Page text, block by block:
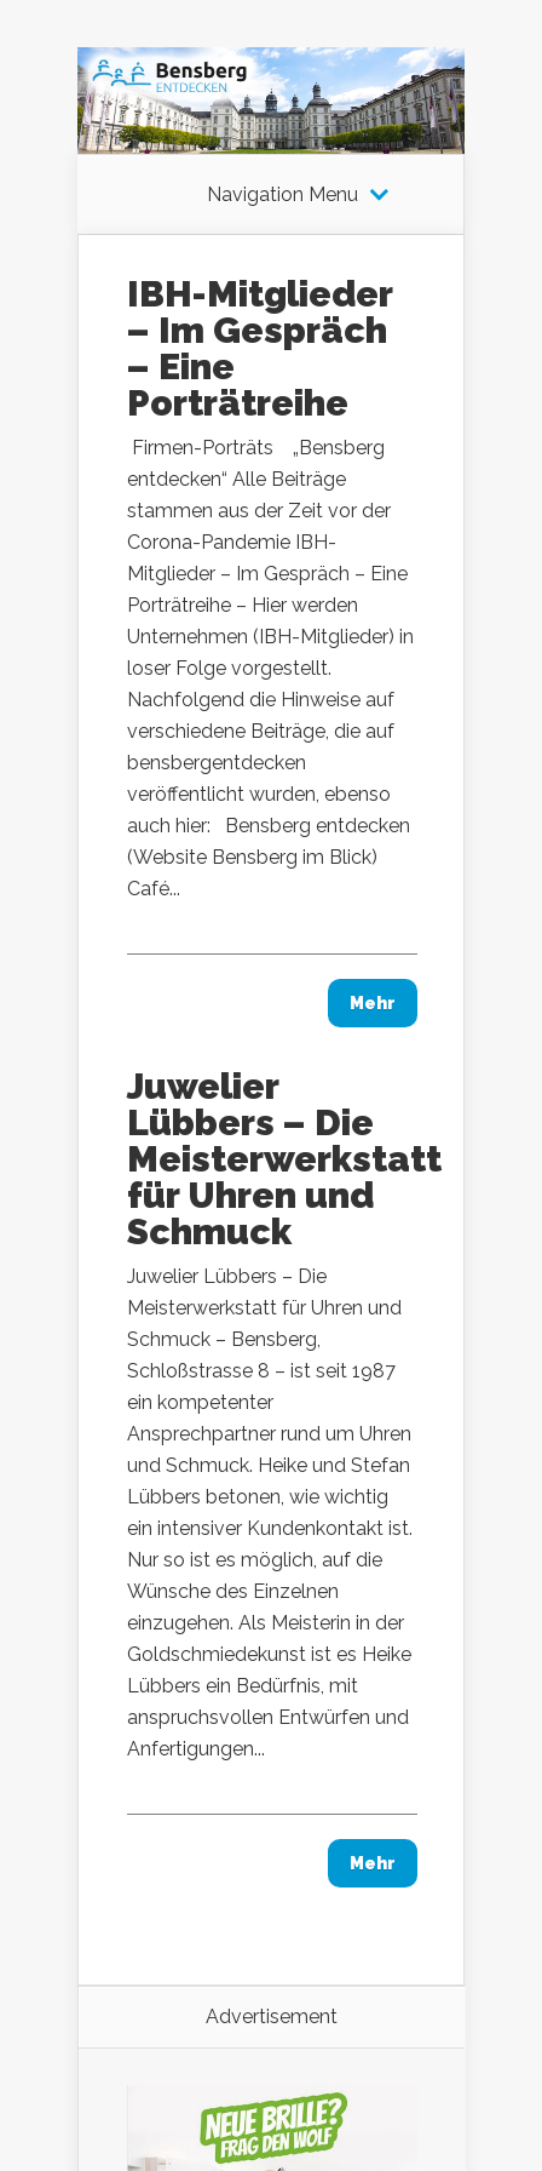
Navigation Menu
IBH-Mitglieder
– Im Gespräch
– Eine
Porträtreihe
Firmen-Porträts „Bensberg
entdecken“ Alle Beiträge
stammen aus der Zeit vor der
Corona-Pandemie IBH-
Mitglieder – Im Gespräch – Eine
Porträtreihe – Hier werden
Unternehmen (IBH-Mitglieder) in
loser Folge vorgestellt.
Nachfolgend die Hinweise auf
verschiedene Beiträge, die auf
bensbergentdecken
veröffentlicht wurden, ebenso
auch hier: Bensberg entdecken
(Website Bensberg im Blick)
Café...
Mehr
Juwelier
Lübbers – Die
Meisterwerkstatt
für Uhren und
Schmuck
Juwelier Lübbers – Die
Meisterwerkstatt für Uhren und
Schmuck – Bensberg,
Schloßstrasse 8 – ist seit 1987
ein kompetenter
Ansprechpartner rund um Uhren
und Schmuck. Heike und Stefan
Lübbers betonen, wie wichtig
ein intensiver Kundenkontakt ist.
Nur so ist es möglich, auf die
Wünsche des Einzelnen
einzugehen. Als Meisterin in der
Goldschmiedekunst ist es Heike
Lübbers ein Bedürfnis, mit
anspruchsvollen Entwürfen und
Anfertigungen...
Mehr
Advertisement